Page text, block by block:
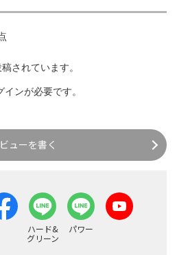
されています。
インが必要です。
ューを書く
ハード&
グリーン
パワー